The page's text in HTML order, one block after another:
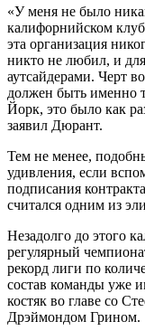
«У меня не было
калифорнийском
эта организация
никто не любил, и
аутсайдерами. Черт
должен быть именно
Йорк, это было как
заявил Дюрант.
Тем не менее,
удивления, если
подписания
считался одним из
Незадолго до этого
регулярный
рекорд лиги по
состав команды уже
костяк во главе со
Дрэймондом Грином.